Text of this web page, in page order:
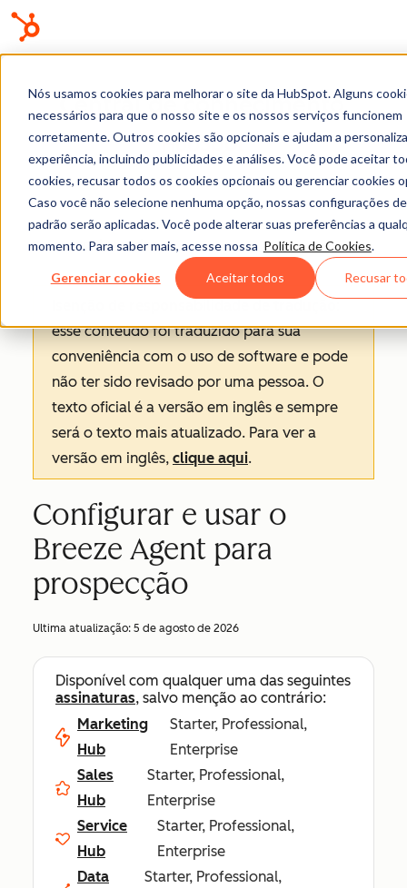
Nós usamos cookies para melhorar o site da HubSpot. Alguns
necessários para que o nosso site e os nossos serviços funcionem
corretamente. Outros cookies são opcionais e ajudam a
experiência, incluindo publicidades e análises. Você pode aceitar
cookies, recusar todos os cookies opcionais ou gerenciar cookies
Caso você não selecione nenhuma opção, nossas configurações
padrão serão aplicadas. Você pode alterar suas preferências a
momento. Para saber mais, acesse nossa Política de Cookies.
Gerenciar cookies Aceitar todos Recusar
Central de conhecimento
Espaço de vendas
esse conteúdo foi traduzido para sua
conveniência com o uso de software e pode
não ter sido revisado por uma pessoa. O
texto oficial é a versão em inglês e sempre
será o texto mais atualizado. Para ver a
versão em inglês, clique aqui.
Configurar e usar o
Breeze Agent para
prospecção
Ultima atualização: 5 de agosto de 2026
Disponível com qualquer uma das seguintes
assinaturas, salvo menção ao contrário:
Marketing
Hub
Starter, Professional,
Enterprise
Sales
Hub
Starter, Professional,
Enterprise
Service
Hub
Starter, Professional,
Enterprise
Data
Starter, Professional,